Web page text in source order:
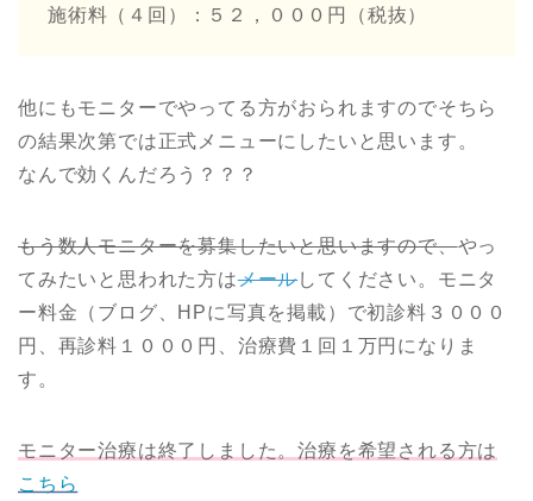
施術料（４回）：５２，０００円（税抜）
他にもモニターでやってる方がおられますのでそちら
の結果次第では正式メニューにしたいと思います。
なんで効くんだろう？？？
もう数人モニターを募集したいと思いますので、やっ
てみたいと思われた方はメールしてください。モニタ
ー料金（ブログ、HPに写真を掲載）で初診料３０００
円、再診料１０００円、治療費１回１万円になりま
す。
モニター治療は終了しました。治療を希望される方は
こちら